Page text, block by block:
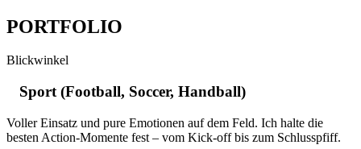
PORTFOLIO
Blickwinkel
Sport (Football, Soccer, Handball)
Voller Einsatz und pure Emotionen auf dem Feld. Ich halte die
besten Action-Momente fest – vom Kick-off bis zum Schlusspfiff.